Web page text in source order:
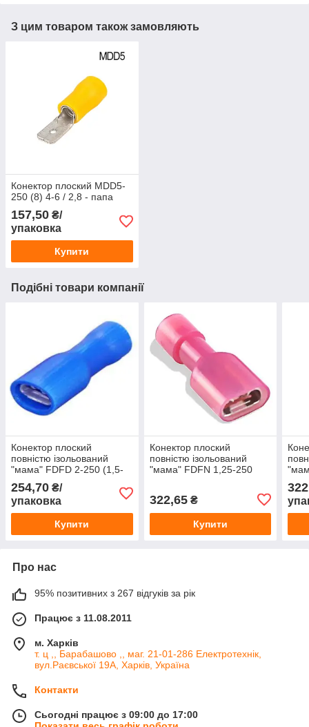
З цим товаром також замовляють
Конектор плоский МDD5-
250 (8) 4-6 / 2,8 - папа
157,50 ₴/
упаковка
Купити
Подібні товари компанії
Конектор плоский
повністю ізольований
"мама" FDFD 2-250 (1,5-
254,70 ₴/
упаковка
Купити
Конектор плоский
повністю ізольований
"мама" FDFN 1,25-250
322,65₴
Купити
Про нас
95% позитивних з 267 відгуків за рік
Працює з 11.08.2011
м. Харків
т. ц ,, Барабашово ,, маг. 21-01-286 Електротехнік,
вул.Раєвської 19А, Харків, Україна
Контакти
Сьогодні працює з 09:00 до 17:00